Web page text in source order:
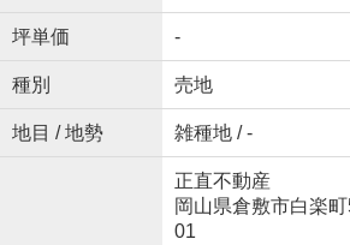
坪単価 -
種別 売地
地目 / 地勢 雑種地 / -
正直不動産
岡山県倉敷市白楽
01